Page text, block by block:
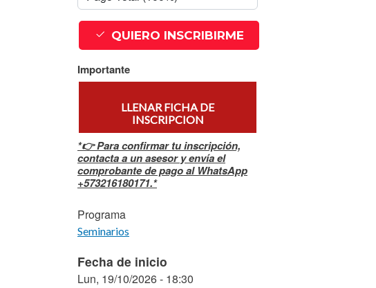
QUIERO INSCRIBIRME
Importante
LLENAR FICHA DE
INSCRIPCION
*👉 Para confirmar tu inscripción,
contacta a un asesor y envía el
comprobante de pago al WhatsApp
+573216180171.*
Programa
Seminarios
Fecha de inicio
Lun, 19/10/2026 - 18:30